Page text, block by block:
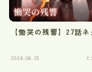
【慟哭の残響】27話
2026.06.25